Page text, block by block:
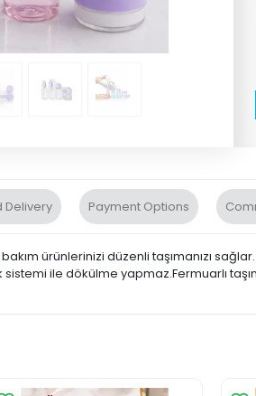
Delivery Payment Options
ürünlerinizi düzenli taşımanızı
ile dökülme yapmaz.Fermuarlı